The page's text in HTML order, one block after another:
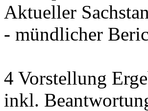
Aktueller
- mündlicher
4 Vorstellung
inkl.